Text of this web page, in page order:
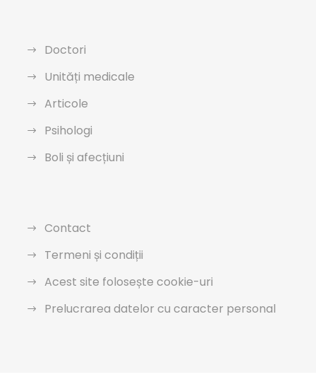
Doctori
Unități medicale
Articole
Psihologi
Boli și afecțiuni
Contact
Termeni și condiții
Acest site folosește cookie-uri
Prelucrarea datelor cu caracter personal